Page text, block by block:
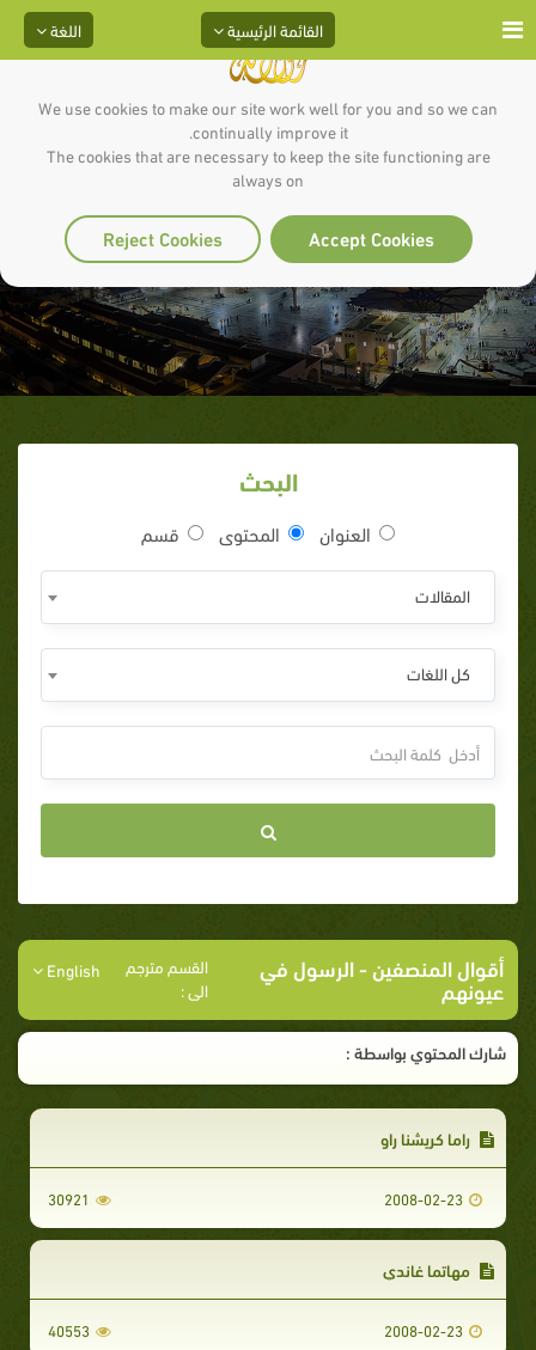
We use cookies to make our site work well for you and so we can
continually improve it.
The cookies that are necessary to keep the site functioning are
always on
Accept Cookies
Reject Cookies
اللغة القائمة الرئيسية
الرسول في عيونهم
البحث
العنوان المحتوى قسم
المقالات
كل اللغات
أقوال المنصفين - الرسول في
عيونهم
القسم مترجم
الى :
English
شارك المحتوي بواسطة :
راما كريشنا راو
2008-02-23
30921
مهاتما غاندي
2008-02-23
40553